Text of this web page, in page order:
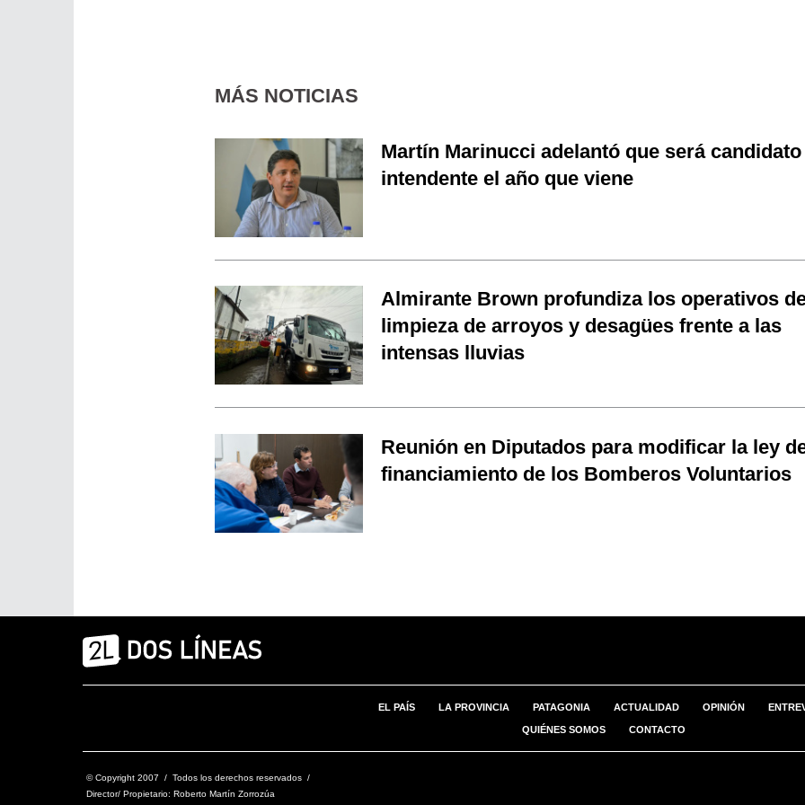
MÁS NOTICIAS
Martín Marinucci adelantó que será candidato
intendente el año que viene
Almirante Brown profundiza los operativos
limpieza de arroyos y desagües frente a las
intensas lluvias
Reunión en Diputados para modificar la ley
financiamiento de los Bomberos Voluntarios
EL PAÍS LA PROVINCIA PATAGONIA ACTUALIDAD OPINIÓN
QUIÉNES SOMOS CONTACTO
© Copyright 2007 / Todos los derechos reservados /
Director/ Propietario: Roberto Martín Zorrozúa